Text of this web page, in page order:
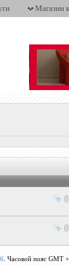
Магазин
. Часовой пояс GMT